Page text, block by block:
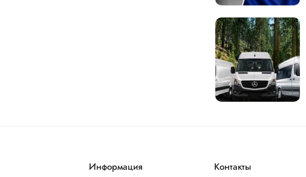
Информация Контакты